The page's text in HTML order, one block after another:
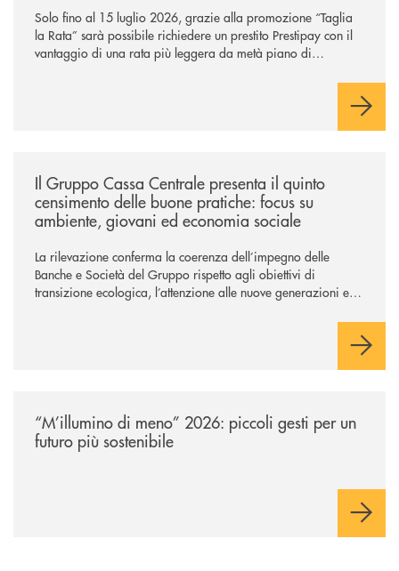
Solo fino al 15 luglio 2026, grazie alla promozione “Taglia
la Rata” sarà possibile richiedere un prestito Prestipay con il
vantaggio di una rata più leggera da metà piano di
Il Gruppo Cassa Centrale presenta il quinto
censimento delle buone pratiche: focus su
ambiente, giovani ed economia sociale
La rilevazione conferma la coerenza dell’impegno delle
Banche e Società del Gruppo rispetto agli obiettivi di
transizione ecologica, l’attenzione alle nuove generazioni e
attori chiave delle comunità locali. Installate 246 colonnine di
“M’illumino di meno” 2026: piccoli gesti per un
futuro più sostenibile